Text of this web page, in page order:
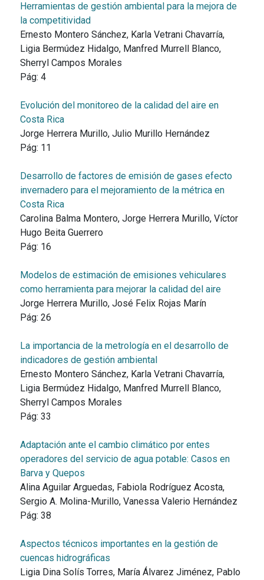
Herramientas de gestión ambiental para la mejora de
la competitividad
Ernesto Montero Sánchez, Karla Vetrani Chavarría,
Ligia Bermúdez Hidalgo, Manfred Murrell Blanco,
Sherryl Campos Morales
Pág: 4
Evolución del monitoreo de la calidad del aire en
Costa Rica
Jorge Herrera Murillo, Julio Murillo Hernández
Pág: 11
Desarrollo de factores de emisión de gases efecto
invernadero para el mejoramiento de la métrica en
Costa Rica
Carolina Balma Montero, Jorge Herrera Murillo, Víctor
Hugo Beita Guerrero
Pág: 16
Modelos de estimación de emisiones vehiculares
como herramienta para mejorar la calidad del aire
Jorge Herrera Murillo, José Felix Rojas Marín
Pág: 26
La importancia de la metrología en el desarrollo de
indicadores de gestión ambiental
Ernesto Montero Sánchez, Karla Vetrani Chavarría,
Ligia Bermúdez Hidalgo, Manfred Murrell Blanco,
Sherryl Campos Morales
Pág: 33
Adaptación ante el cambio climático por entes
operadores del servicio de agua potable: Casos en
Barva y Quepos
Alina Aguilar Arguedas, Fabiola Rodríguez Acosta,
Sergio A. Molina-Murillo, Vanessa Valerio Hernández
Pág: 38
Aspectos técnicos importantes en la gestión de
cuencas hidrográficas
Ligia Dina Solís Torres, María Álvarez Jiménez, Pablo